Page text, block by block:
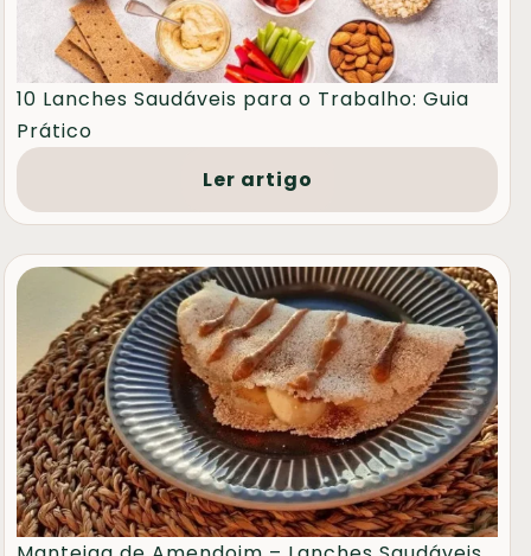
10 Lanches Saudáveis para o Trabalho: Guia
Prático
Ler artigo